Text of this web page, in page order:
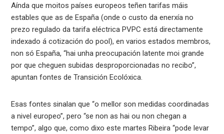
Aínda que moitos países europeos teñen tarifas máis
estables que as de España (onde o custo da enerxía no
prezo regulado da tarifa eléctrica PVPC está directamente
indexado á cotización do pool), en varios estados membros,
non só España, “hai unha preocupación latente moi grande
por que cheguen subidas desproporcionadas no recibo”,
apuntan fontes de Transición Ecolóxica.
Esas fontes sinalan que “o mellor son medidas coordinadas
a nivel europeo”, pero “se non as hai ou non chegan a
tempo”, algo que, como dixo este martes Ribeira “pode levar